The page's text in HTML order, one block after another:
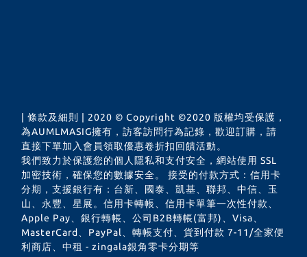
| 條款及細則 | 2020 © Copyright ©2020 版權均受保護，
為AUMLMASIG擁有，訪客訪問行為記錄，歡迎訂購，請
直接下單加入會員領取優惠卷折扣回饋活動。
我們致力於保護您的個人隱私和支付安全，網站使用 SSL
加密技術，確保您的數據安全。 接受的付款方式：信用卡
分期，支援銀行有：台新、國泰、凱基、聯邦、中信、玉
山、永豐、星展。信用卡轉帳、信用卡單筆一次性付款、
Apple Pay、銀行轉帳、公司B2B轉帳(富邦)、Visa、
MasterCard、PayPal、轉帳支付、貨到付款 7-11/全家便
利商店、中租 - zingala銀角零卡分期等